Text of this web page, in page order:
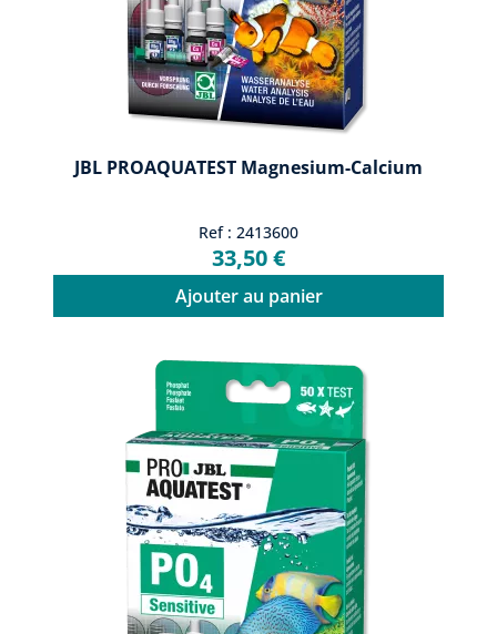
JBL PROAQUATEST Magnesium-Calcium
Ref : 2413600
33,50 €
Ajouter au panier